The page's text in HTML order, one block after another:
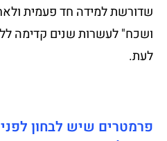
שדורשת למידה חד פעמית
ושכח" לעשרות שנים קדימה
לעת.
פרמטרים שיש לבחון